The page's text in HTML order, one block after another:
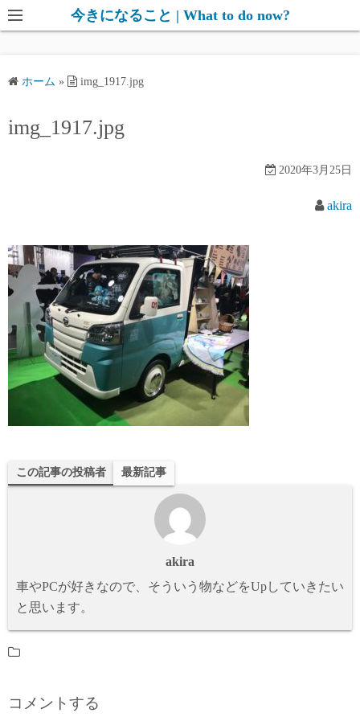
コ
ン
ス
今きになること | What to do now?
ホーム » img_1917.jpg
img_1917.jpg
2020年3月25日
akira
この記事の投稿者 最新記事
akira
車やPCが好きなので、そういう物などをUpしていきたい
と思います。
コメントする